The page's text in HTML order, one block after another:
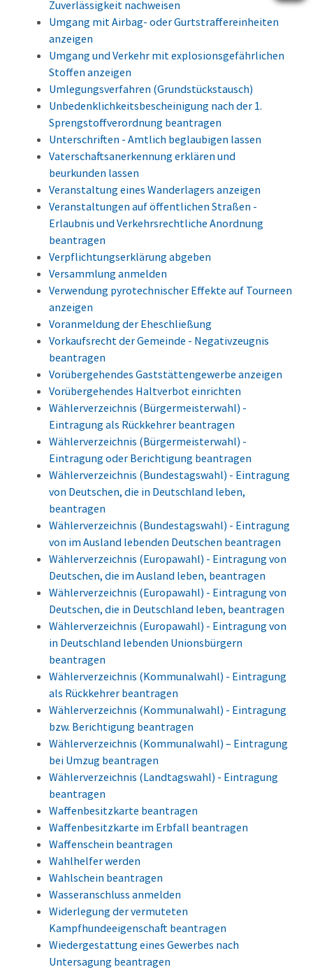
Zuverlässigkeit nachweisen
Umgang mit Airbag- oder Gurtstraffereinheiten
anzeigen
Umgang und Verkehr mit explosionsgefährlichen
Stoffen anzeigen
Umlegungsverfahren (Grundstückstausch)
Unbedenklichkeitsbescheinigung nach der 1.
Sprengstoffverordnung beantragen
Unterschriften - Amtlich beglaubigen lassen
Vaterschaftsanerkennung erklären und
beurkunden lassen
Veranstaltung eines Wanderlagers anzeigen
Veranstaltungen auf öffentlichen Straßen -
Erlaubnis und Verkehrsrechtliche Anordnung
beantragen
Verpflichtungserklärung abgeben
Versammlung anmelden
Verwendung pyrotechnischer Effekte auf Tourneen
anzeigen
Voranmeldung der Eheschließung
Vorkaufsrecht der Gemeinde - Negativzeugnis
beantragen
Vorübergehendes Gaststättengewerbe anzeigen
Vorübergehendes Haltverbot einrichten
Wählerverzeichnis (Bürgermeisterwahl) -
Eintragung als Rückkehrer beantragen
Wählerverzeichnis (Bürgermeisterwahl) -
Eintragung oder Berichtigung beantragen
Wählerverzeichnis (Bundestagswahl) - Eintragung
von Deutschen, die in Deutschland leben,
beantragen
Wählerverzeichnis (Bundestagswahl) - Eintragung
von im Ausland lebenden Deutschen beantragen
Wählerverzeichnis (Europawahl) - Eintragung von
Deutschen, die im Ausland leben, beantragen
Wählerverzeichnis (Europawahl) - Eintragung von
Deutschen, die in Deutschland leben, beantragen
Wählerverzeichnis (Europawahl) - Eintragung von
in Deutschland lebenden Unionsbürgern
beantragen
Wählerverzeichnis (Kommunalwahl) - Eintragung
als Rückkehrer beantragen
Wählerverzeichnis (Kommunalwahl) - Eintragung
bzw. Berichtigung beantragen
Wählerverzeichnis (Kommunalwahl) – Eintragung
bei Umzug beantragen
Wählerverzeichnis (Landtagswahl) - Eintragung
beantragen
Waffenbesitzkarte beantragen
Waffenbesitzkarte im Erbfall beantragen
Waffenschein beantragen
Wahlhelfer werden
Wahlschein beantragen
Wasseranschluss anmelden
Widerlegung der vermuteten
Kampfhundeeigenschaft beantragen
Wiedergestattung eines Gewerbes nach
Untersagung beantragen